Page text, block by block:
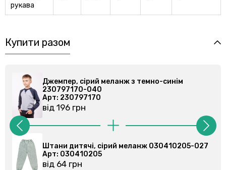
рукава
Купити разом
меланж з темно-синім
сірий меланж 030410205-027
Джемпер, сірий
Штани спортивні,